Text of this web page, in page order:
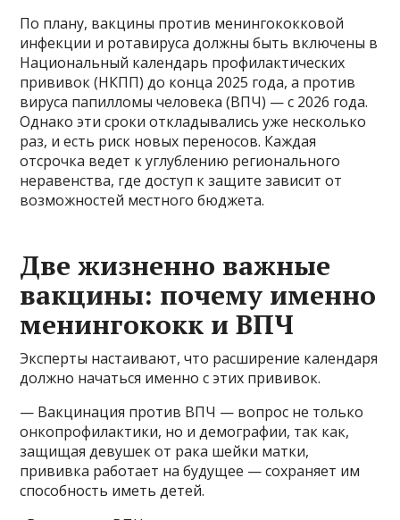
По плану, вакцины против менингококковой
инфекции и ротавируса должны быть включены в
Национальный календарь профилактических
прививок (НКПП) до конца 2025 года, а против
вируса папилломы человека (ВПЧ) — с 2026 года.
Однако эти сроки откладывались уже несколько
раз, и есть риск новых переносов. Каждая
отсрочка ведет к углублению регионального
неравенства, где доступ к защите зависит от
возможностей местного бюджета.
Две жизненно важные
вакцины: почему именно
менингококк и ВПЧ
Эксперты настаивают, что расширение календаря
должно начаться именно с этих прививок.
— Вакцинация против ВПЧ — вопрос не только
онкопрофилактики, но и демографии, так как,
защищая девушек от рака шейки матки,
прививка работает на будущее — сохраняет им
способность иметь детей.